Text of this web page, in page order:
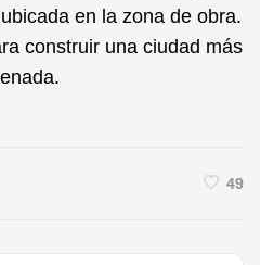
en la zona de obra.
construir una ciudad más
49